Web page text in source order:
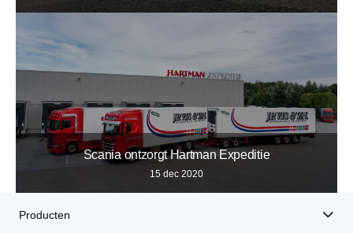
Scania ontzorgt Hartman Expeditie
15 dec 2020
Producten